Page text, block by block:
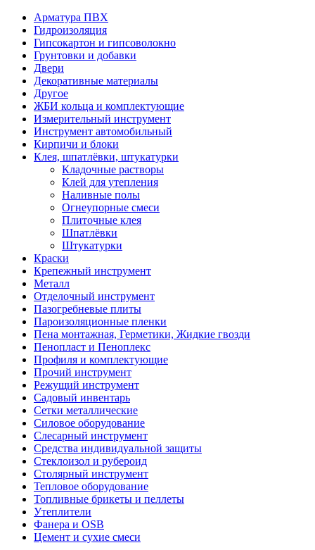
Арматура ПВХ
Гидроизоляция
Гипсокартон и гипсоволокно
Грунтовки и добавки
Двери
Декоративные материалы
Другое
ЖБИ кольца и комплектующие
Измерительный инструмент
Инструмент автомобильный
Кирпичи и блоки
Клея, шпатлёвки, штукатурки
Кладочные растворы
Клей для утепления
Наливные полы
Огнеупорные смеси
Плиточные клея
Шпатлёвки
Штукатурки
Краски
Крепежный инструмент
Металл
Отделочный инструмент
Пазогребневые плиты
Пароизоляционные пленки
Пена монтажная, Герметики, Жидкие гвозди
Пенопласт и Пеноплекс
Профиля и комплектующие
Прочий инструмент
Режущий инструмент
Садовый инвентарь
Сетки металлические
Силовое оборудование
Слесарный инструмент
Средства индивидуальной защиты
Стеклоизол и рубероид
Столярный инструмент
Тепловое оборудование
Топливные брикеты и пеллеты
Утеплители
Фанера и OSB
Цемент и сухие смеси